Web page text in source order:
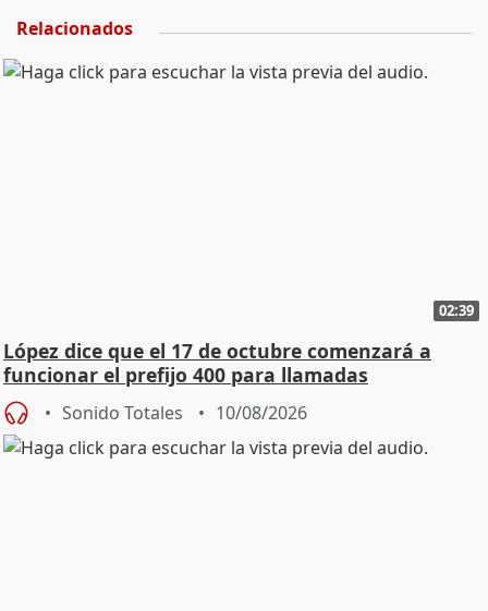
Relacionados
02:39
López dice que el 17 de octubre comenzará a
funcionar el prefijo 400 para llamadas
comerciales
Sonido Totales 10/08/2026